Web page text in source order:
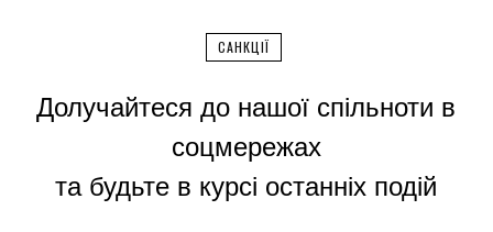
САНКЦІЇ
Долучайтеся до нашої спільноти в
соцмережах
та будьте в курсі останніх подій